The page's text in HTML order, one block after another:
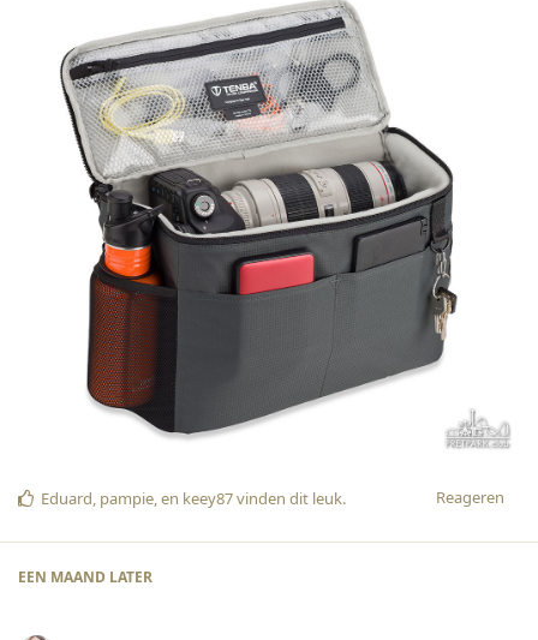
Reageren
Eduard, pampie, en keey87vinden dit leuk.
EEN MAAND LATER